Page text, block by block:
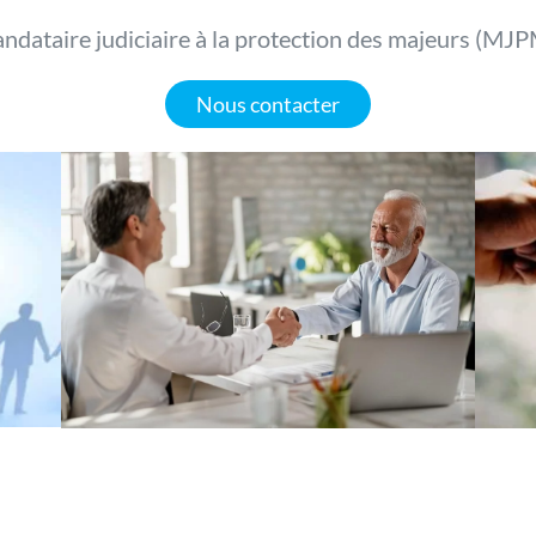
judiciaire à la protection des majeurs
Nous contacter